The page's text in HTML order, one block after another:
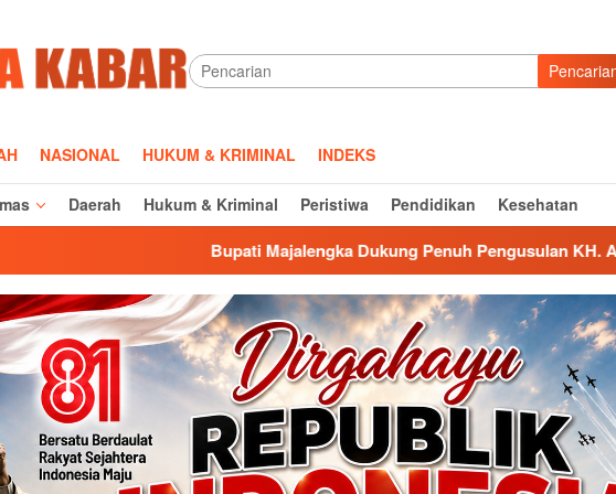
NASIONAL HUKUM & KRIMINAL INDEKS
Daerah Hukum & Kriminal Peristiwa Pendidikan Kesehatan
Bupati Majalengka Dukung Penuh Pengusulan KH. Abbas Abdul Jamil Sebagai